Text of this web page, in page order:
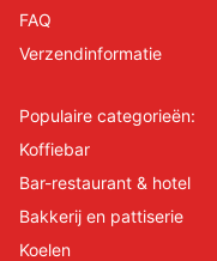
FAQ
Verzendinformatie
Populaire categorieën:
Koffiebar
Bar-restaurant & hotel
Bakkerij en pattiserie
Koelen